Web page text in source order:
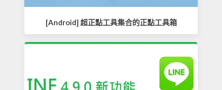
[Android] 超正點工具集合的正點工具箱